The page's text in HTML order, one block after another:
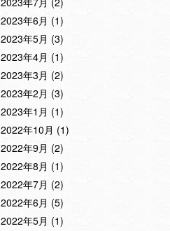
2023年6月 (1)
2023年5月 (3)
2023年4月 (1)
2023年3月 (2)
2023年2月 (3)
2023年1月 (1)
2022年10月 (1)
2022年9月 (2)
2022年8月 (1)
2022年7月 (2)
2022年6月 (5)
2022年5月 (1)